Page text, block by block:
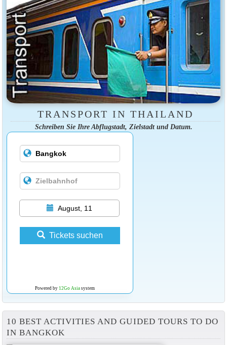
TRANSPORT IN THAILAND
Schreiben Sie Ihre Abflugstadt, Zielstadt und Datum.
August, 11
Tickets suchen
Powered by 12Go Asiasystem
10 BEST ACTIVITIES AND GUIDED TOURS TO DO
IN BANGKOK